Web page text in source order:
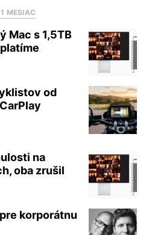
MESIAC
Mac s 1,5TB
od
na
oba zrušil
korporátnu